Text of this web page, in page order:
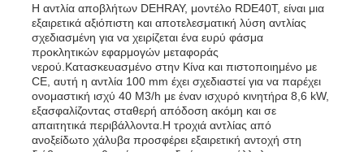
Η αντλία αποβλήτων DEHRAY, μοντέλο RDE40T, είναι μια
εξαιρετικά αξιόπιστη και αποτελεσματική λύση αντλίας
σχεδιασμένη για να χειρίζεται ένα ευρύ φάσμα
προκλητικών εφαρμογών μεταφοράς
νερού.Κατασκευασμένο στην Κίνα και πιστοποιημένο με
CE, αυτή η αντλία 100 mm έχει σχεδιαστεί για να παρέχει
ονομαστική ισχύ 40 M3/h με έναν ισχυρό κινητήρα 8,6 kW,
εξασφαλίζοντας σταθερή απόδοση ακόμη και σε
απαιτητικά περιβάλλοντα.Η τροχιά αντλίας από
ανοξείδωτο χάλυβα προσφέρει εξαιρετική αντοχή στη